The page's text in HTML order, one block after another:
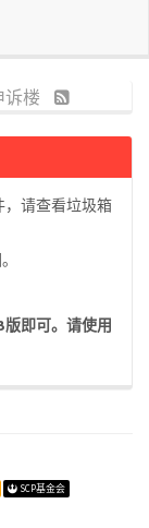
诉楼
，请查看垃圾箱
版即可。请使用
SCP基金会